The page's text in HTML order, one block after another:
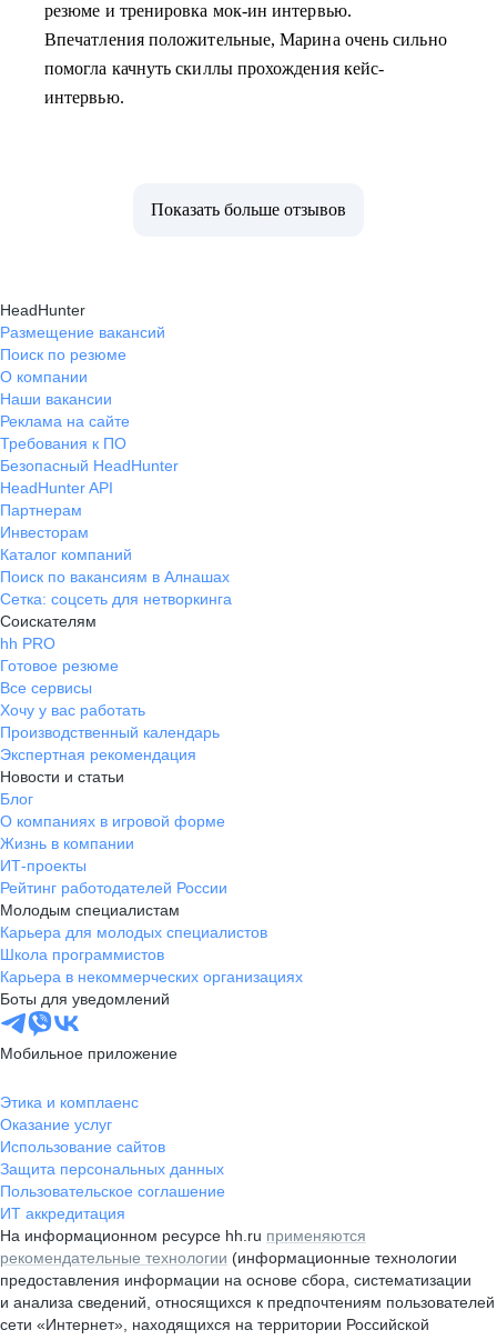
резюме и тренировка мок-ин интервью.
Впечатления положительные, Марина очень сильно
помогла качнуть скиллы прохождения кейс-
интервью.
Показать больше отзывов
HeadHunter
Размещение вакансий
Поиск по резюме
О компании
Наши вакансии
Реклама на сайте
Требования к ПО
Безопасный HeadHunter
HeadHunter API
Партнерам
Инвесторам
Каталог компаний
Поиск по вакансиям в Алнашах
Сетка: соцсеть для нетворкинга
Соискателям
hh PRO
Готовое резюме
Все сервисы
Хочу у вас работать
Производственный календарь
Экспертная рекомендация
Новости и статьи
Блог
О компаниях в игровой форме
Жизнь в компании
ИТ-проекты
Рейтинг работодателей России
Молодым специалистам
Карьера для молодых специалистов
Школа программистов
Карьера в некоммерческих организациях
Боты для уведомлений
Мобильное приложение
Этика и комплаенс
Оказание услуг
Использование сайтов
Защита персональных данных
Пользовательское соглашение
ИТ аккредитация
На информационном ресурсе hh.ru применяются
рекомендательные технологии (информационные технологии
предоставления информации на основе сбора, систематизации
и анализа сведений, относящихся к предпочтениям пользователей
сети «Интернет», находящихся на территории Российской